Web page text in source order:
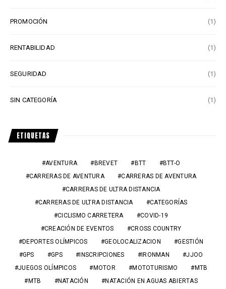
PROMOCIÓN (1)
RENTABILIDAD (1)
SEGURIDAD (1)
SIN CATEGORÍA (1)
ETIQUETAS
AVENTURA BREVET BTT
BTT-O
CARRERAS DE AVENTURA
CARRERAS DE AVENTURA
CARRERAS DE ULTRA DISTANCIA
CARRERAS DE ULTRA DISTANCIA
CATEGORÍAS
CICLISMO CARRETERA
COVID-19
CREACIÓN DE EVENTOS
CROSS COUNTRY
DEPORTES OLÍMPICOS
GEOLOCALIZACION
GESTIÓN
GPS
GPS INSCRIPCIONES IRONMAN
JJOO
JUEGOS OLÍMPICOS
MOTOR MOTOTURISMO
MTB
MTB
NATACIÓN
NATACIÓN EN AGUAS ABIERTAS